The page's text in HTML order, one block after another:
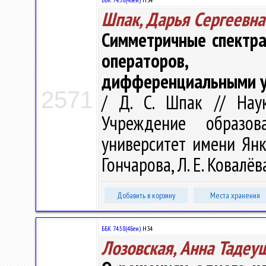
2571
Шпак, Дарья Сергеевна
Симметричные
операторов,
дифференциальными
/ Д. С. Шпак //
Учреждение
университет имени
Гончарова, Л. Е.
Добавить в корзину Места хранения
ББК 74.58(4Беи) Н34
Лозовская, Анна